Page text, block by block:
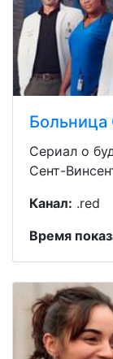
Больница
Сериал о
Сент-
Канал: .red
Время